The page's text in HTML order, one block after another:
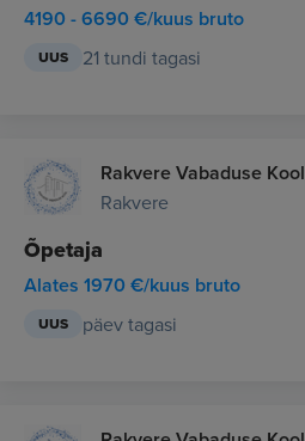
4190 - 6690 €/kuus bruto
UUS 21 tundi tagasi
Rakvere Vabaduse Kool
Rakvere
Õpetaja
Alates 1970 €/kuus bruto
UUS päev tagasi